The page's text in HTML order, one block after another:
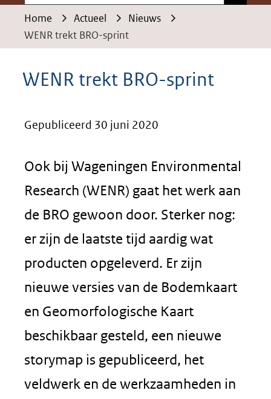
Home Actueel
Nieuws
WENR trekt BRO-sprint
WENR trekt BRO-sprint
Gepubliceerd 30 juni 2020
Ook bij Wageningen Environmental
Research (WENR) gaat het werk aan
de BRO gewoon door. Sterker nog:
er zijn de laatste tijd aardig wat
producten opgeleverd. Er zijn
nieuwe versies van de Bodemkaart
en Geomorfologische Kaart
beschikbaar gesteld, een nieuwe
storymap is gepubliceerd, het
veldwerk en de werkzaamheden in